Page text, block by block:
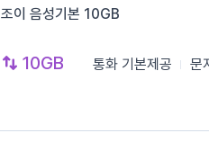
조이 음성기본 10GB
10GB 통화 기본제공 문